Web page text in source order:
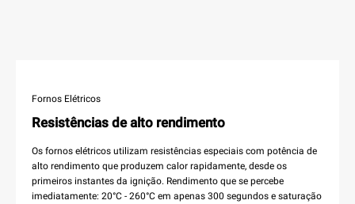
Fornos Elétricos
Resistências de alto rendimento
Os fornos elétricos utilizam resistências especiais com potência de
alto rendimento que produzem calor rapidamente, desde os
primeiros instantes da ignição. Rendimento que se percebe
imediatamente: 20°C - 260°C em apenas 300 segundos e saturação